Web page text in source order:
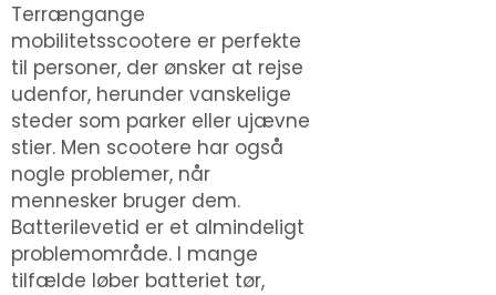
Terrængange
mobilitetsscootere er perfekte
til personer, der ønsker at rejse
udenfor, herunder vanskelige
steder som parker eller ujævne
stier. Men scootere har også
nogle problemer, når
mennesker bruger dem.
Batterilevetid er et almindeligt
problemområde. I mange
tilfælde løber batteriet tør,